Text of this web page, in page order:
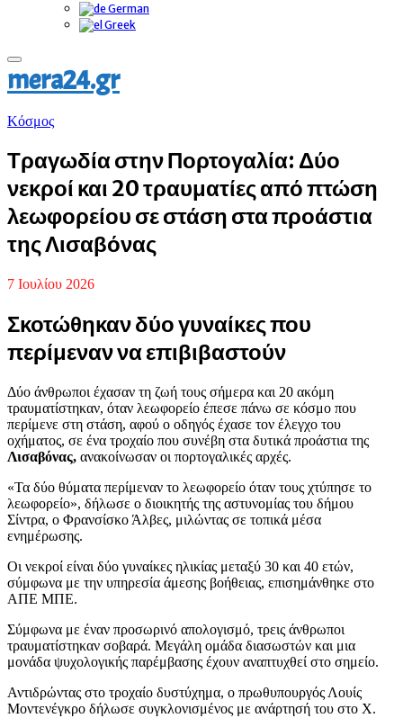
German
Greek
Primary
Menu
mera24.gr
Κόσμος
Τραγωδία στην Πορτογαλία: Δύο
νεκροί και 20 τραυματίες από πτώση
λεωφορείου σε στάση στα προάστια
της Λισαβόνας
7 Ιουλίου 2026
Σκοτώθηκαν δύο γυναίκες που
περίμεναν να επιβιβαστούν
Δύο άνθρωποι έχασαν τη ζωή τους σήμερα και 20 ακόμη
τραυματίστηκαν, όταν λεωφορείο έπεσε πάνω σε κόσμο που
περίμενε στη στάση, αφού ο οδηγός έχασε τον έλεγχο του
οχήματος, σε ένα τροχαίο που συνέβη στα δυτικά προάστια της
Λισαβόνας, ανακοίνωσαν οι πορτογαλικές αρχές.
«Τα δύο θύματα περίμεναν το λεωφορείο όταν τους χτύπησε το
λεωφορείο», δήλωσε ο διοικητής της αστυνομίας του δήμου
Σίντρα, ο Φρανσίσκο Άλβες, μιλώντας σε τοπικά μέσα
ενημέρωσης.
Οι νεκροί είναι δύο γυναίκες ηλικίας μεταξύ 30 και 40 ετών,
σύμφωνα με την υπηρεσία άμεσης βοήθειας, επισημάνθηκε στο
ΑΠΕ ΜΠΕ.
Σύμφωνα με έναν προσωρινό απολογισμό, τρεις άνθρωποι
τραυματίστηκαν σοβαρά. Μεγάλη ομάδα διασωστών και μια
μονάδα ψυχολογικής παρέμβασης έχουν αναπτυχθεί στο σημείο.
Αντιδρώντας στο τροχαίο δυστύχημα, ο πρωθυπουργός Λουίς
Μοντενέγκρο δήλωσε συγκλονισμένος με ανάρτησή του στο X.